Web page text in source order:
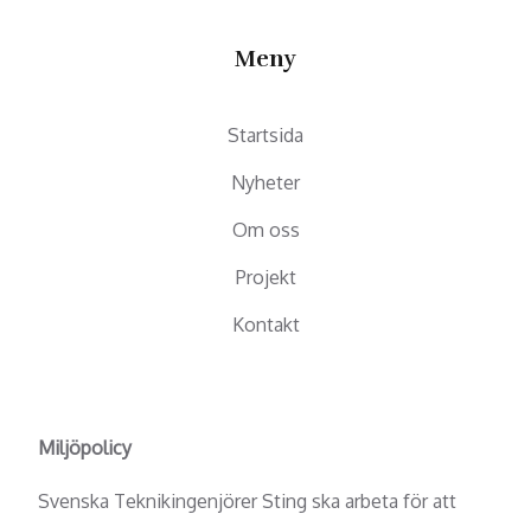
Meny
Startsida
Nyheter
Om oss
Projekt
Kontakt
Miljöpolicy
Svenska Teknikingenjörer Sting ska arbeta för att